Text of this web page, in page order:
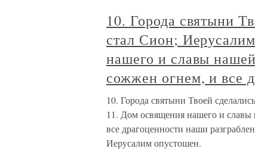
10. Города святыни
стал Сион;
нашего и славы
сожжен огнем, и все
10. Города святыни Твоей
11. Дом освящения нашего и
все драгоценности наши
Иерусалим опустошен.